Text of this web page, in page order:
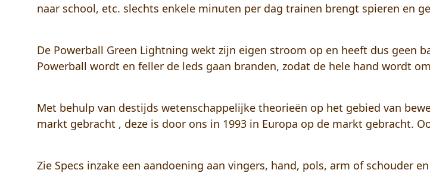
naar school, etc. slechts enkele minuten per dag trainen brengt spieren en
De Powerball Green Lightning wekt zijn eigen stroom op en heeft dus geen
Powerball wordt en feller de leds gaan branden, zodat de hele hand wordt
Met behulp van destijds wetenschappelijke theorieën op het gebied van
markt gebracht , deze is door ons in 1993 in Europa op de markt gebracht.
Zie Specs inzake een aandoening aan vingers, hand, pols, arm of schouder